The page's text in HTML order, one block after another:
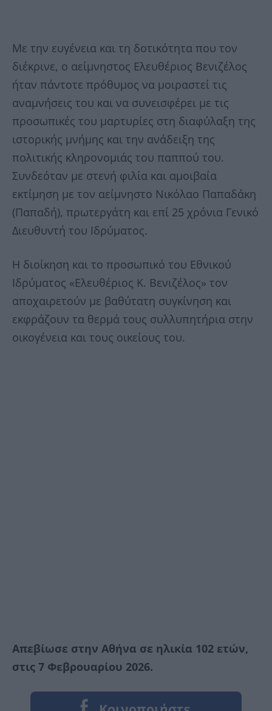
Με την ευγένεια και τη δοτικότητα που τον
διέκρινε, ο αείμνηστος Ελευθέριος Βενιζέλος
ήταν πάντοτε πρόθυμος να μοιραστεί τις
αναμνήσεις του και να συνεισφέρει με τις
προσωπικές του μαρτυρίες στη διαφύλαξη της
ιστορικής μνήμης και την ανάδειξη της
πολιτικής κληρονομιάς του παππού του.
Συνδεόταν με στενή φιλία και αμοιβαία
εκτίμηση με τον αείμνηστο Νικόλαο Παπαδάκη
(Παπαδή), πρωτεργάτη και επί 25 χρόνια Γενικό
Διευθυντή του Ιδρύματος.
Η διοίκηση και το προσωπικό του Εθνικού
Ιδρύματος «Ελευθέριος Κ. Βενιζέλος» τον
αποχαιρετούν με βαθύτατη συγκίνηση και
εκφράζουν τα θερμά τους συλλυπητήρια στην
οικογένεια και τους οικείους του.
Απεβίωσε στην Αθήνα σε ηλικία 102 ετών,
στις 7 Φεβρουαρίου 2026.